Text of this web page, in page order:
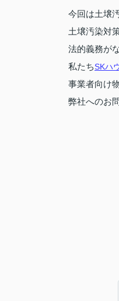
今回は土壌
土壌汚染対
法的義務が
私たちSKハ
事業者向け
弊社へのお